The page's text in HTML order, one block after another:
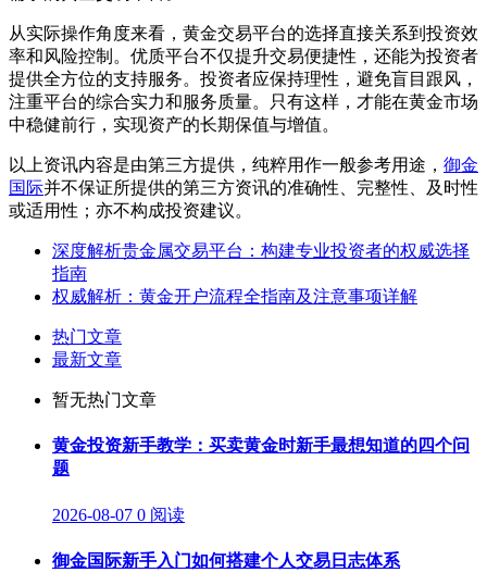
从实际操作角度来看，黄金交易平台的选择直接关系到投资效
率和风险控制。优质平台不仅提升交易便捷性，还能为投资者
提供全方位的支持服务。投资者应保持理性，避免盲目跟风，
注重平台的综合实力和服务质量。只有这样，才能在黄金市场
中稳健前行，实现资产的长期保值与增值。
以上资讯内容是由第三方提供，纯粹用作一般参考用途， 御金
国际并不保证所提供的第三方资讯的准确性、完整性、及时性
或适用性；亦不构成投资建议。
深度解析贵金属交易平台：构建专业投资者的权威选择
指南
权威解析：黄金开户流程全指南及注意事项详解
热门文章
最新文章
暂无热门文章
黄金投资新手教学：买卖黄金时新手最想知道的四个问
题
2026-08-07 0 阅读
御金国际新手入门如何搭建个人交易日志体系